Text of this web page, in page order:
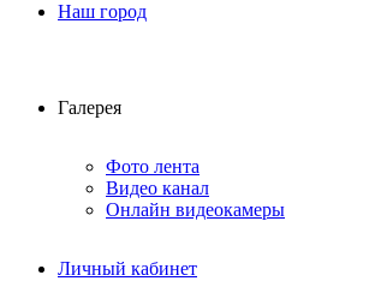
Наш город
Галерея
Фото лента
Видео канал
Онлайн видеокамеры
Личный кабинет